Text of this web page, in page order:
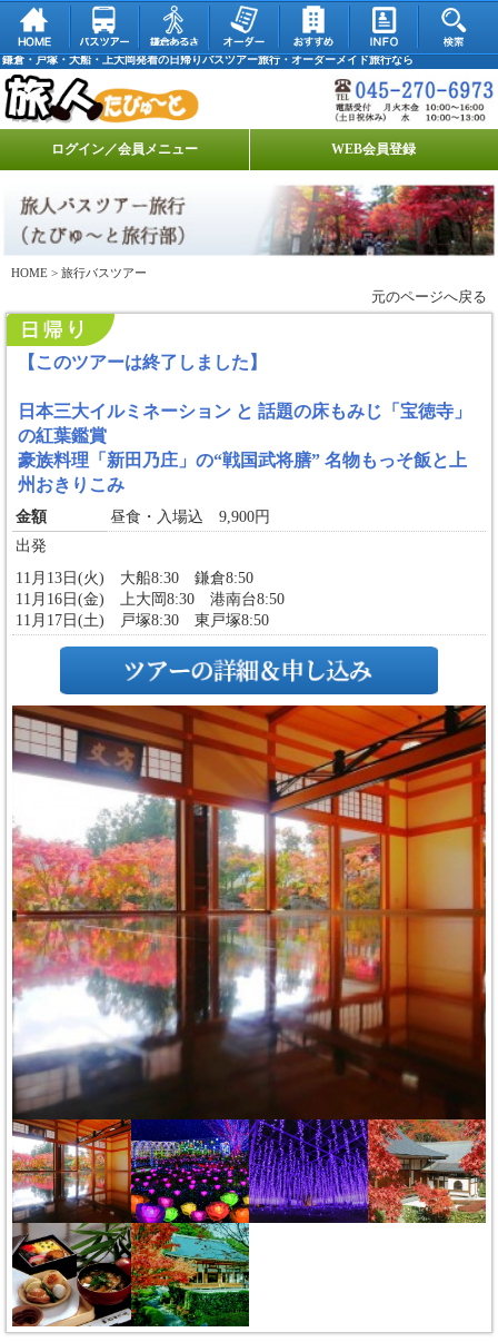
鎌倉・戸塚・大船・上大岡発着の日帰りバスツアー旅行・オーダーメイド旅行なら
ログイン／会員メニュー WEB会員登録
HOME > 旅行バスツアー
元のページへ戻る
【このツアーは終了しました】
日本三大イルミネーション と 話題の床もみじ「宝徳寺」
の紅葉鑑賞
豪族料理「新田乃庄」の“戦国武将膳” 名物もっそ飯と上
州おきりこみ
金額
昼食・入場込 9,900円
出発
11月13日(火) 大船8:30 鎌倉8:50
11月16日(金) 上大岡8:30 港南台8:50
11月17日(土) 戸塚8:30 東戸塚8:50